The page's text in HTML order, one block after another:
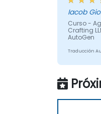
Iacob
Curso -
Crafting
AutoGen
Traducción